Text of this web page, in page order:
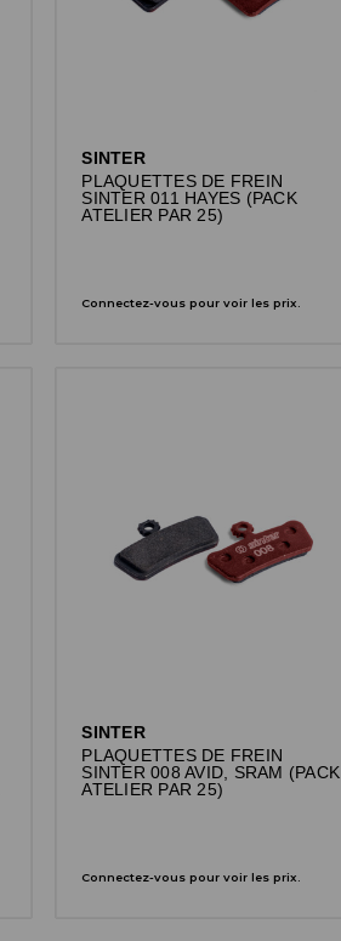
SINTER
PLAQUETTES DE FREIN
SINTER 011 HAYES (PACK
ATELIER PAR 25)
Connectez-vous pour voir les prix.
SINTER
PLAQUETTES DE FREIN
SINTER 008 AVID, SRAM (PACK
ATELIER PAR 25)
Connectez-vous pour voir les prix.